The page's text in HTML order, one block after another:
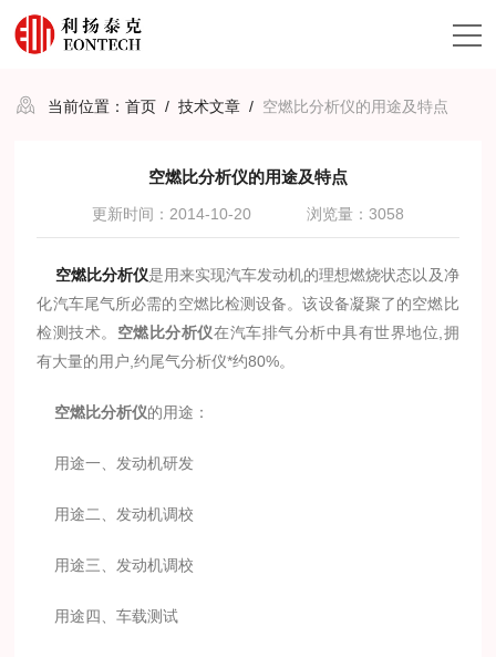
当前位置：首页 /技术文章 / 空燃比分析仪的用途及特点
空燃比分析仪的用途及特点
更新时间：2014-10-20 浏览量：3058
空燃比分析仪是用来实现汽车发动机的理想燃烧状态以及净
化汽车尾气所必需的空燃比检测设备。该设备凝聚了的空燃比
检测技术。 空燃比分析仪在汽车排气分析中具有世界地位,拥
有大量的用户,约尾气分析仪*约80%。
空燃比分析仪的用途：
用途一、发动机研发
用途二、发动机调校
用途三、发动机调校
用途四、车载测试